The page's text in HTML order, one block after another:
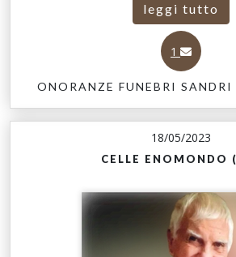
leggi tutto
1
ONORANZE FUNEBRI
18/05/2023
CELLE ENOMONDO